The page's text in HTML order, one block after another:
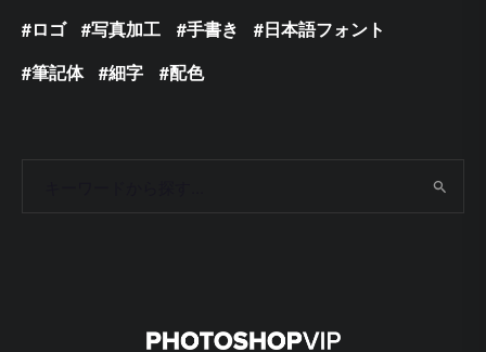
ロゴ
写真加工 手書き
日本語フォント
筆記体
細字 配色